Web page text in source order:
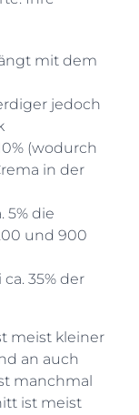
mit dem
jedoch
(wodurch
in der
5% die
und 900
35% der
meist kleiner
an auch
manchmal
ist meist